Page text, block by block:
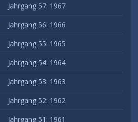
Jahrgang 57: 1967
Jahrgang 56: 1966
Jahrgang 55: 1965
Jahrgang 54: 1964
Jahrgang 53: 1963
Jahrgang 52: 1962
Jahrgang 51: 1961